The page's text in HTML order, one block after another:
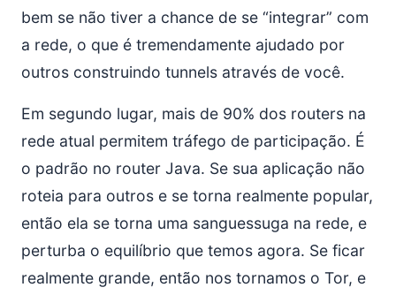
bem se não tiver a chance de se “integrar” com
a rede, o que é tremendamente ajudado por
outros construindo tunnels através de você.
Em segundo lugar, mais de 90% dos routers na
rede atual permitem tráfego de participação. É
o padrão no router Java. Se sua aplicação não
roteia para outros e se torna realmente popular,
então ela se torna uma sanguessuga na rede, e
perturba o equilíbrio que temos agora. Se ficar
realmente grande, então nos tornamos o Tor, e